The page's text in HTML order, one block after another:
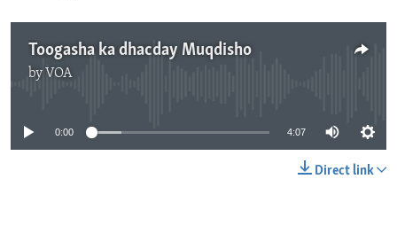
Toogasha ka dhacday Muqdisho
by VOA
0:00 4:07
Direct link